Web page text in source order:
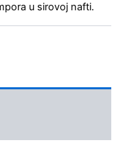
u sirovoj nafti.